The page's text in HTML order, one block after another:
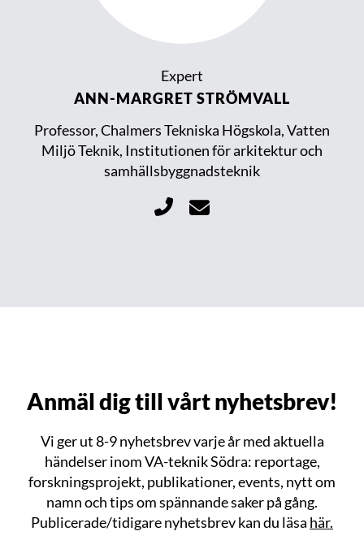
Expert
ANN-MARGRET STRÖMVALL
Professor, Chalmers Tekniska Högskola, Vatten
Miljö Teknik, Institutionen för arkitektur och
samhällsbyggnadsteknik
Anmäl dig till vårt nyhetsbrev!
Vi ger ut 8-9 nyhetsbrev varje år med aktuella
händelser inom VA-teknik Södra: reportage,
forskningsprojekt, publikationer, events, nytt om
namn och tips om spännande saker på gång.
Publicerade/tidigare nyhetsbrev kan du läsa här.